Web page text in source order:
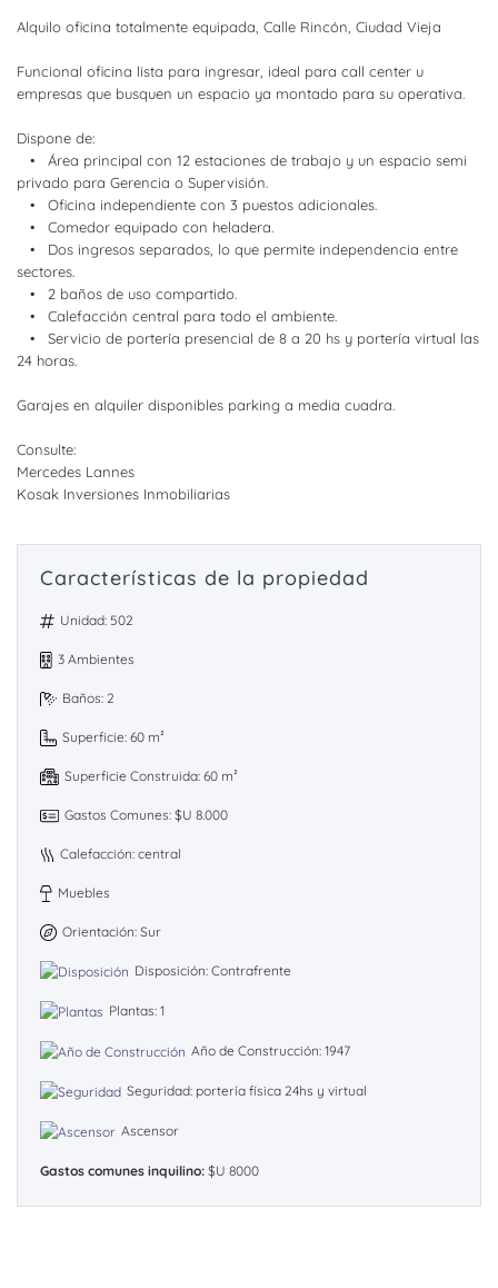
Alquilo oficina totalmente equipada, Calle Rincón, Ciudad Vieja
Funcional oficina lista para ingresar, ideal para call center u
empresas que busquen un espacio ya montado para su operativa.
Dispone de:
• Área principal con 12 estaciones de trabajo y un espacio semi
privado para Gerencia o Supervisión.
• Oficina independiente con 3 puestos adicionales.
• Comedor equipado con heladera.
• Dos ingresos separados, lo que permite independencia entre
sectores.
• 2 baños de uso compartido.
• Calefacción central para todo el ambiente.
• Servicio de portería presencial de 8 a 20 hs y portería virtual las
24 horas.
Garajes en alquiler disponibles parking a media cuadra.
Consulte:
Mercedes Lannes
Kosak Inversiones Inmobiliarias
Características de la propiedad
Unidad: 502
3 Ambientes
Baños: 2
Superficie: 60 m²
Superficie Construida: 60 m²
Gastos Comunes: $U 8.000
Calefacción: central
Muebles
Orientación: Sur
Disposición: Contrafrente
Plantas: 1
Año de Construcción: 1947
Seguridad: portería física 24hs y virtual
Ascensor
Gastos comunes inquilino: $U 8000